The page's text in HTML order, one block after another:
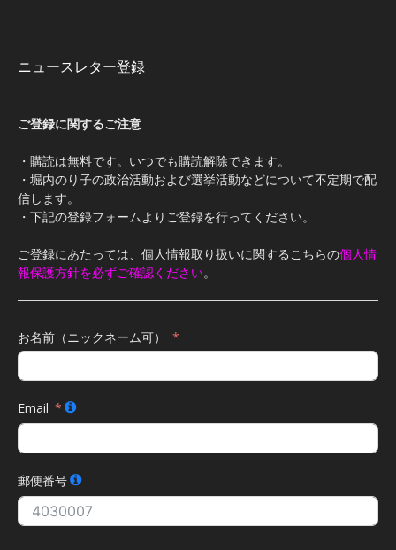
ニュースレター登録
ご登録に関するご注意
・購読は無料です。いつでも購読解除できます。
・堀内のり子の政治活動および選挙活動などについて不定期で配
信します。
・下記の登録フォームよりご登録を行ってください。
ご登録にあたっては、個人情報取り扱いに関するこちらの個人情
報保護方針を必ずご確認ください。
お名前（ニックネーム可）
Email
郵便番号